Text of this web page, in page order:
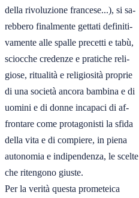
della rivoluzione francese...), si sa-
rebbero finalmente gettati definiti-
vamente alle spalle precetti e tabù,
sciocche credenze e pratiche reli-
giose, ritualità e religiosità proprie
di una società ancora bambina e di
uomini e di donne incapaci di af-
frontare come protagonisti la sfida
della vita e di compiere, in piena
autonomia e indipendenza, le scelte
che ritengono giuste.
Per la verità questa prometeica